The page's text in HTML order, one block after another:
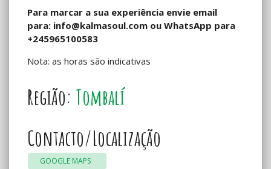
Para marcar a sua experiência envie email
para: info@kalmasoul.com ou WhatsApp para
+245965100583
Nota: as horas são indicativas
Região: Tombalí
Contacto/Localização
GOOGLE MAPS